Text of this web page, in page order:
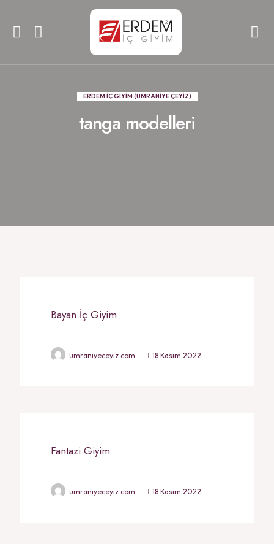
ERDEM İÇ GİYİM (ÜMRANİYE ÇEYİZ)
tanga modelleri
Bayan İç Giyim
umraniyeceyiz.com 18 Kasım 2022
Fantazi Giyim
umraniyeceyiz.com 18 Kasım 2022